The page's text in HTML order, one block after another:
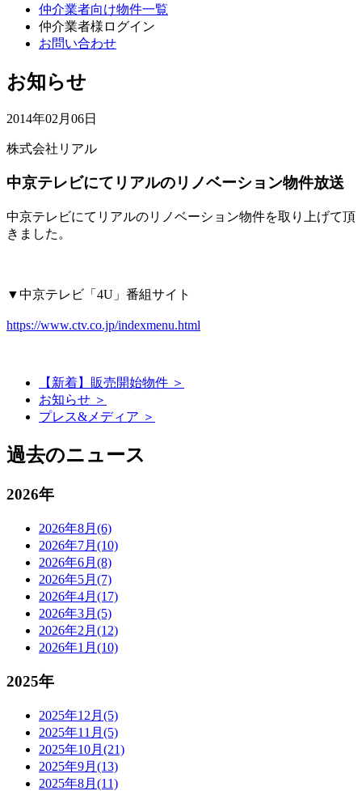
仲介業者向け物件一覧
仲介業者様ログイン
お問い合わせ
お知らせ
2014年02月06日
株式会社リアル
中京テレビにてリアルのリノベーション物件放送
中京テレビにてリアルのリノベーション物件を取り上げて頂
きました。
▼中京テレビ「4U」番組サイト
https://www.ctv.co.jp/indexmenu.html
【新着】販売開始物件 ＞
お知らせ ＞
プレス&メディア ＞
過去のニュース
2026年
2026年8月(6)
2026年7月(10)
2026年6月(8)
2026年5月(7)
2026年4月(17)
2026年3月(5)
2026年2月(12)
2026年1月(10)
2025年
2025年12月(5)
2025年11月(5)
2025年10月(21)
2025年9月(13)
2025年8月(11)